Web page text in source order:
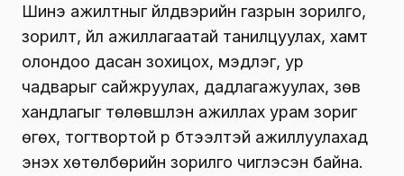
Шинэ ажилтныг үйлдвэрийн газрын зорилго,
зорилт, үйл ажиллагаатай танилцуулах, хамт
олондоо дасан зохицох, мэдлэг, ур
чадварыг сайжруулах, дадлагажуулах, зөв
хандлагыг төлөвшүүлэн ажиллах урам зориг
өгөх, тогтвортой үр бүтээлтэй ажиллуулахад
энэхүү хөтөлбөрийн зорилго чиглэсэн байна.